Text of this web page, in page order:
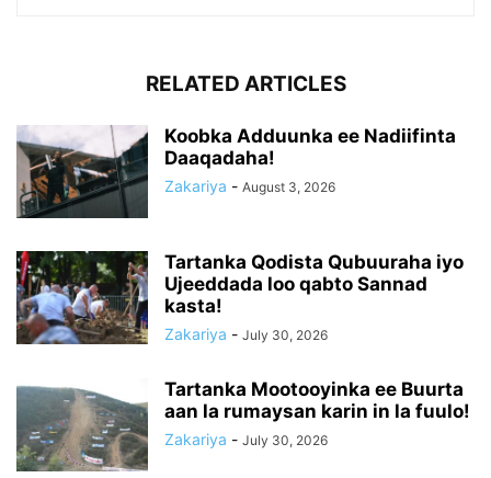
RELATED ARTICLES
Koobka Adduunka ee Nadiifinta
Daaqadaha!
Zakariya - August 3, 2026
Tartanka Qodista Qubuuraha iyo
Ujeeddada loo qabto Sannad
kasta!
Zakariya - July 30, 2026
Tartanka Mootooyinka ee Buurta
aan la rumaysan karin in la fuulo!
Zakariya - July 30, 2026